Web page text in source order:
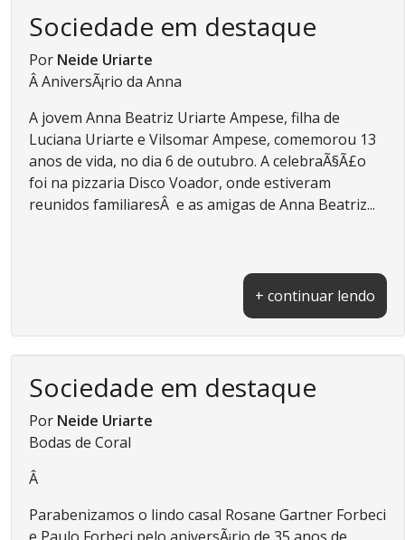
Sociedade em destaque
Por Neide Uriarte
Â AniversÃ¡rio da Anna
A jovem Anna Beatriz Uriarte Ampese, filha de
Luciana Uriarte e Vilsomar Ampese, comemorou 13
anos de vida, no dia 6 de outubro. A celebraÃ§Ã£o
foi na pizzaria Disco Voador, onde estiveram
reunidos familiaresÂ e as amigas de Anna Beatriz...
+ continuar lendo
Sociedade em destaque
Por Neide Uriarte
Bodas de Coral
Â
Parabenizamos o lindo casal Rosane Gartner Forbeci